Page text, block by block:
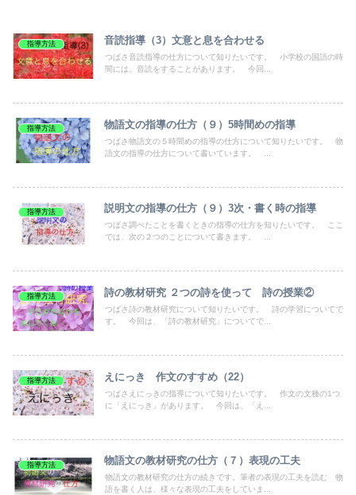
指導方法 音読指導（3）文意と息を合わせる
つばさ音読指導の仕方について知りたいです。 小学校の国語の時
間には、音読をすることがあります。 今回...
指導方法 物語文の指導の仕方（９）5時間めの指導
つばさ物語文の５時間めの指導の仕方について知りたいです。 物
語文の指導の仕方について書いています。 ...
指導方法 説明文の指導の仕方（９）3次・書く時の指導
つばさ調べたことを書くときの指導の仕方を知りたいです。 ここ
では、次の２つのことについて書きます。 ...
指導方法 詩の教材研究 ２つの詩を使って 詩の授業②
つばさ詩の教材研究について知りたいです。 詩の学習についてで
す。 今回は、「詩の教材研究」についてで...
指導方法 えにっき 作文のすすめ（22）
つばさえにっきの指導について知りたいです。 作文の文種の1つ
に「えにっき」があります。 今回は、「え...
指導方法 物語文の教材研究の仕方（７）表現の工夫
物語文の教材研究の仕方の続きです。筆者の表現の工夫を読む 物
語を書く人は、様々な表現の工夫をしていま...